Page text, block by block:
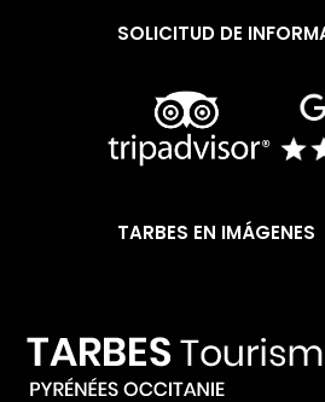
SOLICITUD DE
TARBES EN IMÁGENES